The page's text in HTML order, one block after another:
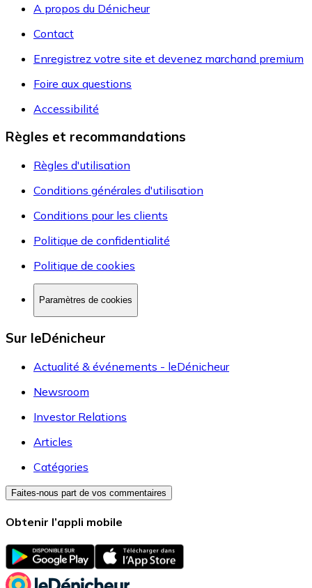
A propos du Dénicheur
Contact
Enregistrez votre site et devenez marchand premium
Foire aux questions
Accessibilité
Règles et recommandations
Règles d'utilisation
Conditions générales d'utilisation
Conditions pour les clients
Politique de confidentialité
Politique de cookies
Paramètres de cookies
Sur leDénicheur
Actualité & événements - leDénicheur
Newsroom
Investor Relations
Articles
Catégories
Faites-nous part de vos commentaires
Obtenir l’appli mobile